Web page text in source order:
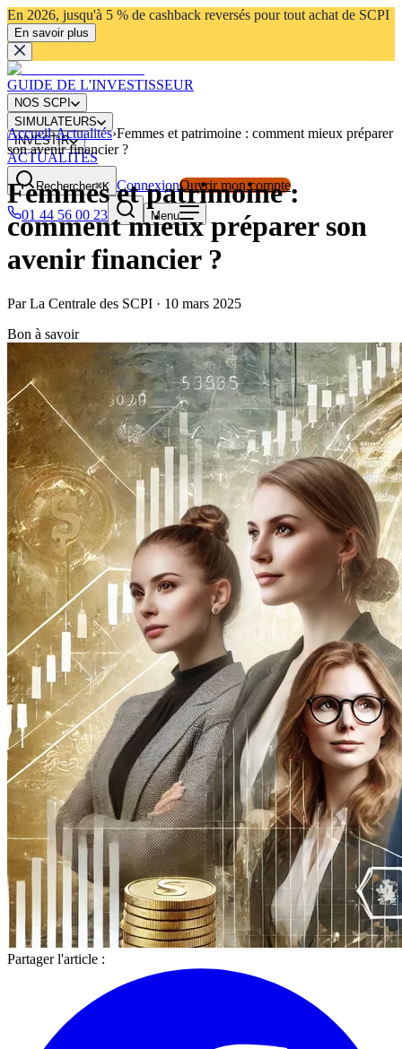
En 2026, jusqu'à 5 % de cashback reversés pour tout achat de SCPI
En savoir plus
GUIDE DE L'INVESTISSEUR
NOS SCPI
SIMULATEURS
INVESTIR
ACTUALITÉS
Rechercher⌘K ConnexionOuvrir mon compte
01 44 56 00 23
Menu
Accueil›Actualités›Femmes et patrimoine : comment mieux préparer
son avenir financier ?
Femmes et patrimoine :
comment mieux préparer son
avenir financier ?
Par La Centrale des SCPI · 10 mars 2025
Bon à savoir
Partager l'article :